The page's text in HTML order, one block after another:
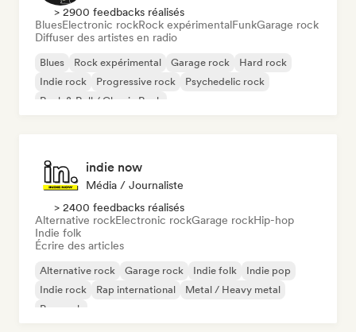
> 2900 feedbacks réalisés
BluesElectronic rockRock expérimentalFunkGarage rock
Diffuser des artistes en radio
Blues Rock expérimental Garage rock
Hard rock
Indie rock
Progressive rock
Psychedelic rock
Rock & Roll / Classic Rock
indie now
Média / Journaliste
> 2400 feedbacks réalisés
Alternative rockElectronic rockGarage rockHip-hop
Indie folk
Écrire des articles
Alternative rock Garage rock Indie folk
Indie pop
Indie rock
Rap international
Metal / Heavy metal
Pop rock